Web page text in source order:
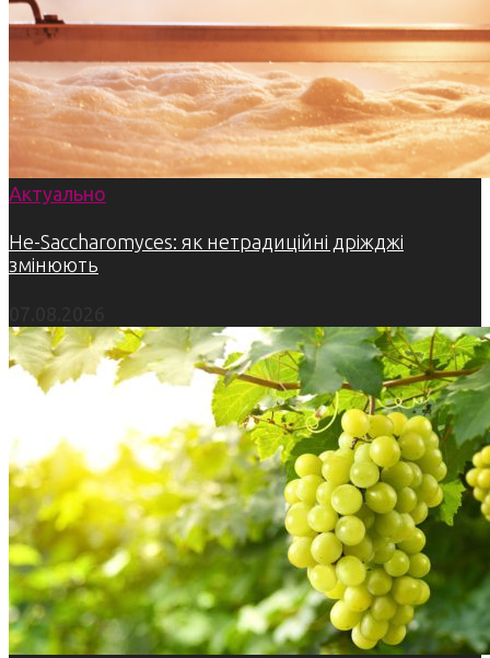
Актуально
Не-Saccharomyces: як нетрадиційні дріжджі
змінюють